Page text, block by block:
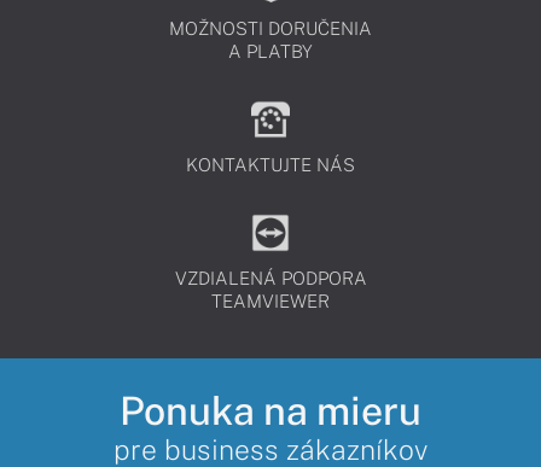
MOŽNOSTI DORUČENIA
A PLATBY
KONTAKTUJTE NÁS
VZDIALENÁ PODPORA
TEAMVIEWER
Ponuka na mieru
pre business zákazníkov